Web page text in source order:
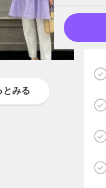
とみる